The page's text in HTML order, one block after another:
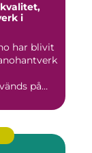
i
har blivit
på